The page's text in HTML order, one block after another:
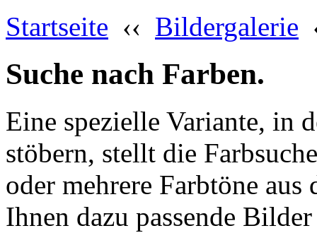
Startseite ‹‹ Bildergalerie
Suche nach Farben.
Eine spezielle Variante, in
stöbern, stellt die
oder mehrere Farbtöne
Ihnen dazu passende